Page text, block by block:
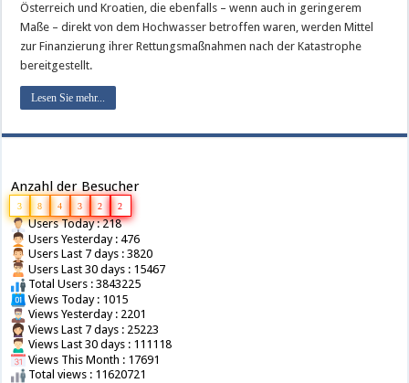
Österreich und Kroatien, die ebenfalls – wenn auch in geringerem
Maße – direkt von dem Hochwasser betroffen waren, werden Mittel
zur Finanzierung ihrer Rettungsmaßnahmen nach der Katastrophe
bereitgestellt.
Lesen Sie mehr...
Anzahl der Besucher
3 8 4 3 2 2
Users Today : 218
Users Yesterday : 476
Users Last 7 days : 3820
Users Last 30 days : 15467
Total Users : 3843225
Views Today : 1015
Views Yesterday : 2201
Views Last 7 days : 25223
Views Last 30 days : 111118
Views This Month : 17691
Total views : 11620721